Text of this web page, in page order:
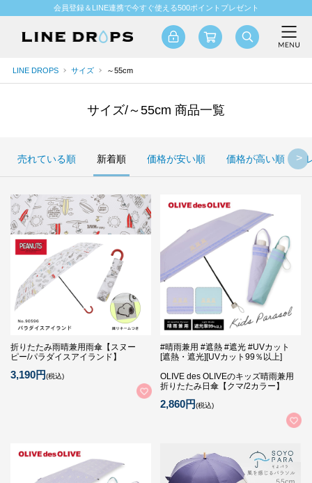
会員登録＆LINE連携で今すぐ使える500ポイントプレゼント
LINE DROPS サイズ ～55cm
サイズ/～55cm 商品一覧
売れている順 新着順 価格が安い順 価格が高い順
折りたたみ雨晴兼用雨傘【スヌー
ピー/パラダイスアイランド】
3,190円(税込)
#晴雨兼用 #遮熱 #遮光 #UVカット
[遮熱・遮光][UVカット99％以上]
OLIVE des OLIVEのキッズ晴雨兼用
折りたたみ日傘【クマ/2カラー】
2,860円(税込)